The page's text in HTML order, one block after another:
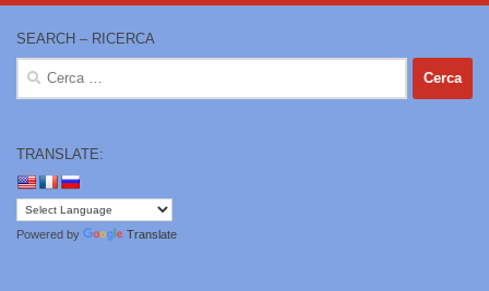
SEARCH – RICERCA
Ricerca
TRANSLATE:
Powered by Translate